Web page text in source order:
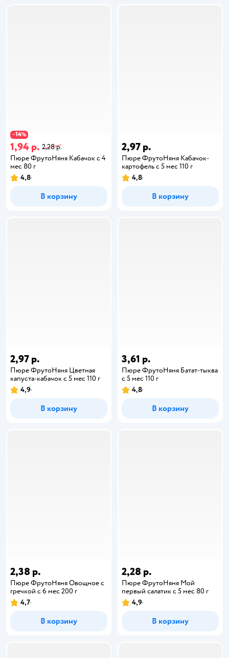
−14%
1,94 р. 2,28 р.
Пюре ФрутоНяня Кабачок с 4
мес 80 г
4,8
В корзину
2,97 р.
Пюре ФрутоНяня Кабачок-
картофель с 5 мес 110 г
4,8
В корзину
2,97 р.
Пюре ФрутоНяня Цветная
капуста-кабачок с 5 мес 110 г
4,9
В корзину
3,61 р.
Пюре ФрутоНяня Батат-тыква
с 5 мес 110 г
4,8
В корзину
2,38 р.
Пюре ФрутоНяня Овощное с
гречкой с 6 мес 200 г
4,7
В корзину
2,28 р.
Пюре ФрутоНяня Мой
первый салатик с 5 мес 80 г
4,9
В корзину